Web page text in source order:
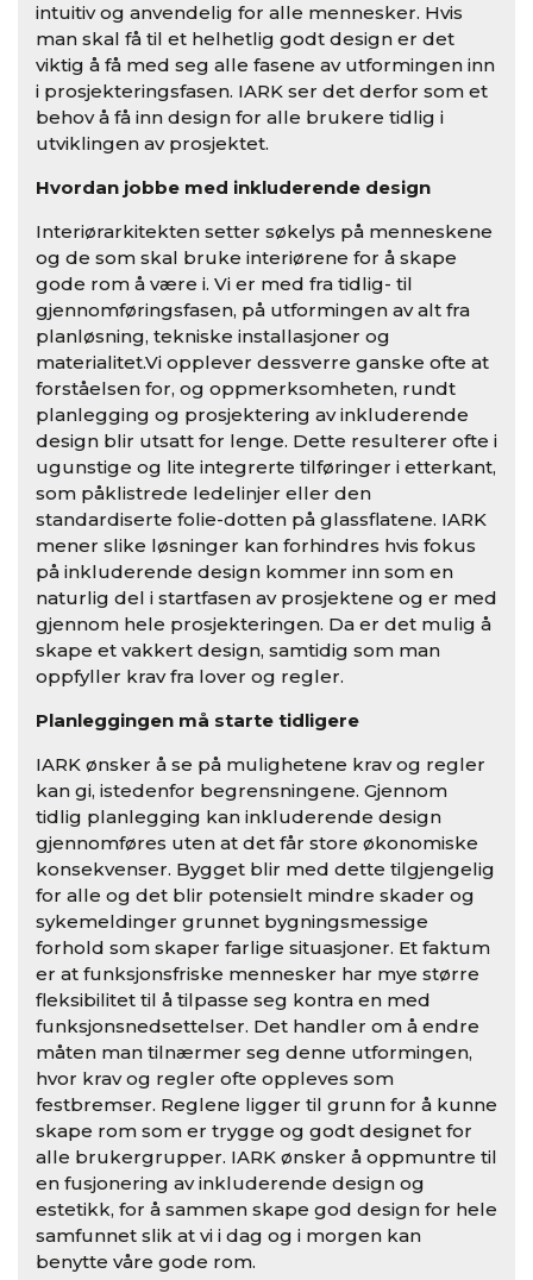
intuitiv og anvendelig for alle mennesker. Hvis
man skal få til et helhetlig godt design er det
viktig å få med seg alle fasene av utformingen inn
i prosjekteringsfasen. IARK ser det derfor som et
behov å få inn design for alle brukere tidlig i
utviklingen av prosjektet.
Hvordan jobbe med inkluderende design
Interiørarkitekten setter søkelys på menneskene
og de som skal bruke interiørene for å skape
gode rom å være i. Vi er med fra tidlig- til
gjennomføringsfasen, på utformingen av alt fra
planløsning, tekniske installasjoner og
materialitet.Vi opplever dessverre ganske ofte at
forståelsen for, og oppmerksomheten, rundt
planlegging og prosjektering av inkluderende
design blir utsatt for lenge. Dette resulterer ofte i
ugunstige og lite integrerte tilføringer i etterkant,
som påklistrede ledelinjer eller den
standardiserte folie-dotten på glassflatene. IARK
mener slike løsninger kan forhindres hvis fokus
på inkluderende design kommer inn som en
naturlig del i startfasen av prosjektene og er med
gjennom hele prosjekteringen. Da er det mulig å
skape et vakkert design, samtidig som man
oppfyller krav fra lover og regler.
Planleggingen må starte tidligere
IARK ønsker å se på mulighetene krav og regler
kan gi, istedenfor begrensningene. Gjennom
tidlig planlegging kan inkluderende design
gjennomføres uten at det får store økonomiske
konsekvenser. Bygget blir med dette tilgjengelig
for alle og det blir potensielt mindre skader og
sykemeldinger grunnet bygningsmessige
forhold som skaper farlige situasjoner. Et faktum
er at funksjonsfriske mennesker har mye større
fleksibilitet til å tilpasse seg kontra en med
funksjonsnedsettelser. Det handler om å endre
måten man tilnærmer seg denne utformingen,
hvor krav og regler ofte oppleves som
festbremser. Reglene ligger til grunn for å kunne
skape rom som er trygge og godt designet for
alle brukergrupper. IARK ønsker å oppmuntre til
en fusjonering av inkluderende design og
estetikk, for å sammen skape god design for hele
samfunnet slik at vi i dag og i morgen kan
benytte våre gode rom.